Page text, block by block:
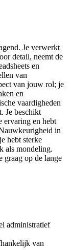
Je verwerkt
detail, neemt de
en
van
van jouw rol; je
en
vaardigheden
Je beschikt
ervaring en hebt
in
hebt sterke
als mondeling.
graag op de lange
administratief
van